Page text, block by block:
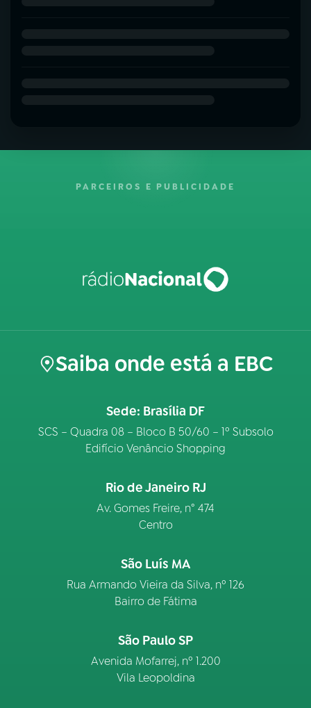
PARCEIROS E PUBLICIDADE
Saiba onde está a EBC
Sede: Brasília DF
SCS – Quadra 08 – Bloco B 50/60 – 1º Subsolo
Edifício Venâncio Shopping
Rio de Janeiro RJ
Av. Gomes Freire, n° 474
Centro
São Luís MA
Rua Armando Vieira da Silva, nº 126
Bairro de Fátima
São Paulo SP
Avenida Mofarrej, nº 1.200
Vila Leopoldina